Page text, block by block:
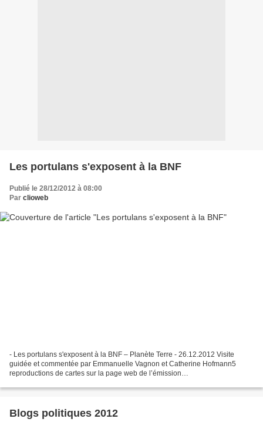
Les portulans s'exposent à la BNF
Publié le 28/12/2012 à 08:00
Par clioweb
- Les portulans s'exposent à la BNF – Planète Terre - 26.12.2012 Visite
guidée et commentée par Emmanuelle Vagnon et Catherine Hofmann5
reproductions de cartes sur la page web de l’émission
Blogs politiques 2012